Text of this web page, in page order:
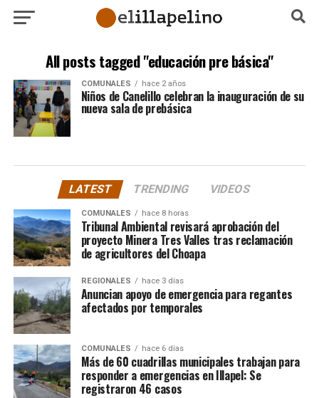
All posts tagged "educación pre básica"
COMUNALES hace 2 años
Niños de Canelillo celebran la inauguración de su
nueva sala de prebásica
LATEST TRENDING VIDEOS
COMUNALES hace 8 horas
Tribunal Ambiental revisará aprobación del
proyecto Minera Tres Valles tras reclamación
de agricultores del Choapa
REGIONALES hace 3 días
Anuncian apoyo de emergencia para regantes
afectados por temporales
COMUNALES hace 6 días
Más de 60 cuadrillas municipales trabajan para
responder a emergencias en Illapel: Se
registraron 46 casos